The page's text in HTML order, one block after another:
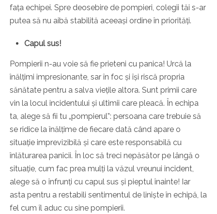
fața echipei. Spre deosebire de pompieri, colegii tăi s-ar
putea să nu aibă stabilită aceeași ordine în priorități.
Capul sus!
Pompierii n-au voie să fie prieteni cu panica! Urcă la
înălțimi impresionante, sar în foc și își riscă propria
sănătate pentru a salva viețile altora. Sunt primii care
vin la locul incidentului și ultimii care pleacă. În echipa
ta, alege să fii tu „pompierul”: persoana care trebuie să
se ridice la înălțime de fiecare dată când apare o
situație imprevizibilă și care este responsabilă cu
înlăturarea panicii. În loc să treci nepăsător pe lângă o
situație, cum fac prea mulți la văzul vreunui incident,
alege să o înfrunți cu capul sus și pieptul înainte! Iar
asta pentru a restabili sentimentul de liniște în echipă, la
fel cum îl aduc cu sine pompierii.